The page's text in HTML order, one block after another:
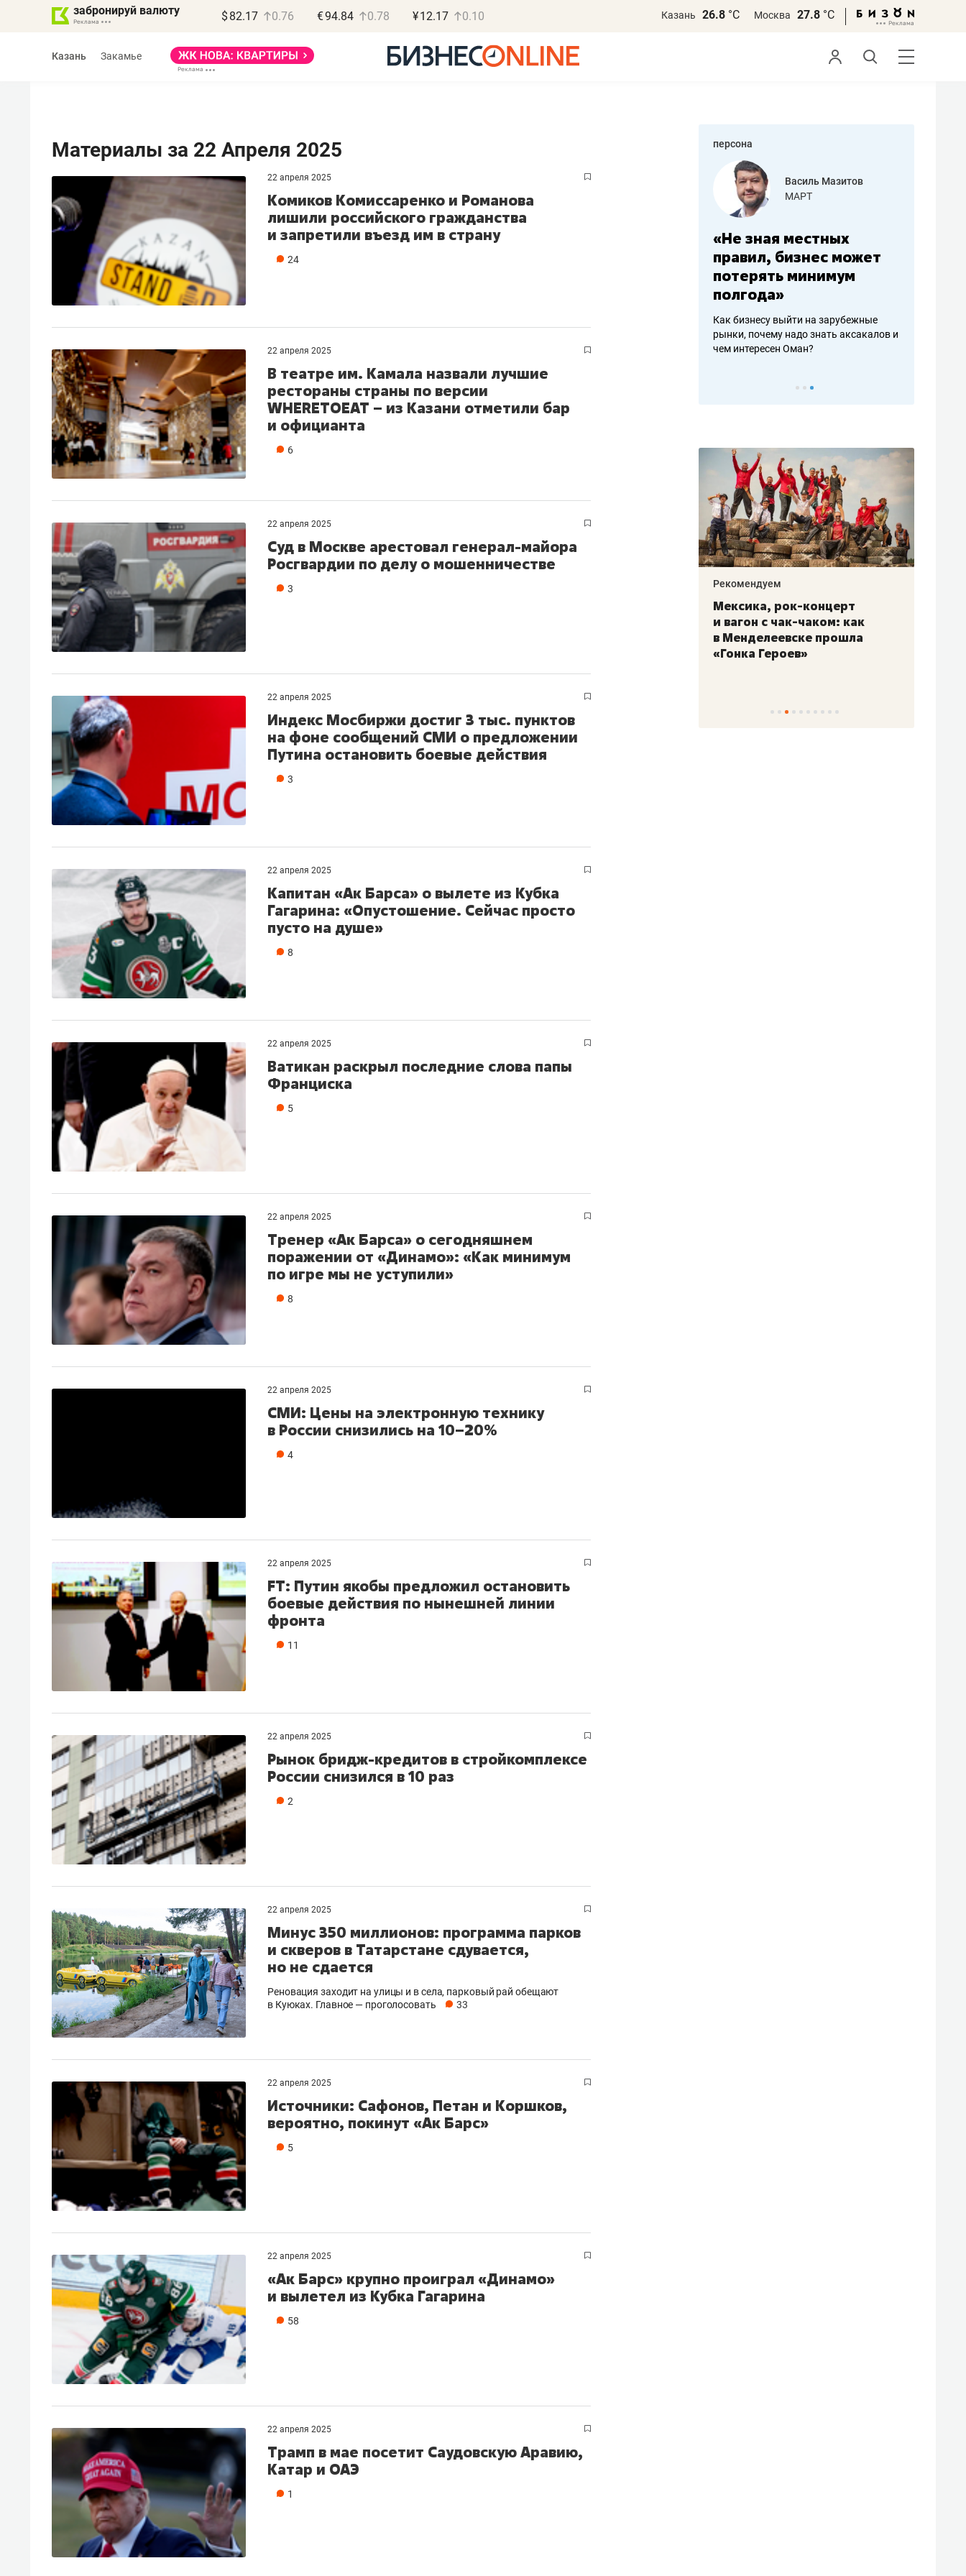
забронируй валюту $ 82.17 0.76 €94.84 0.78 ¥12.17 0.10 Казань 26.8 °С Москва 27.8 °С
Казань Закамье
Материалы за 22 Апреля 2025
22 апреля 2025
Комиков Комиссаренко и Романова
лишили российского гражданства
и запретили въезд им в страну
24
22 апреля 2025
В театре им. Камала назвали лучшие
рестораны страны по версии
WHERETOEAT – из Казани отметили бар
и официанта
6
22 апреля 2025
Суд в Москве арестовал генерал-майора
Росгвардии по делу о мошенничестве
3
22 апреля 2025
Индекс Мосбиржи достиг 3 тыс. пунктов
на фоне сообщений СМИ о предложении
Путина остановить боевые действия
3
22 апреля 2025
Капитан «Ак Барса» о вылете из Кубка
Гагарина: «Опустошение. Сейчас просто
пусто на душе»
8
22 апреля 2025
Ватикан раскрыл последние слова папы
Франциска
5
22 апреля 2025
Тренер «Ак Барса» о сегодняшнем
поражении от «Динамо»: «Как минимум
по игре мы не уступили»
8
22 апреля 2025
СМИ: Цены на электронную технику
в России снизились на 10–20%
4
22 апреля 2025
FT: Путин якобы предложил остановить
боевые действия по нынешней линии
фронта
11
22 апреля 2025
Рынок бридж-кредитов в стройкомплексе
России снизился в 10 раз
2
22 апреля 2025
Минус 350 миллионов: программа парков
и скверов в Татарстане сдувается,
но не сдается
Реновация заходит на улицы и в села, парковый рай обещают
в Куюках. Главное — проголосовать
33
22 апреля 2025
Источники: Сафонов, Петан и Коршков,
вероятно, покинут «Ак Барс»
5
22 апреля 2025
«Ак Барс» крупно проиграл «Динамо»
и вылетел из Кубка Гагарина
58
22 апреля 2025
Трамп в мае посетит Саудовскую Аравию,
Катар и ОАЭ
1
персона
Василь Мазитов
МАРТ
«Не зная местных
правил, бизнес может
потерять минимум
полгода»
чем интересен Оман?
«Готовые решения»
«Мне лучше
налогах и развитии без кредитов
Василь Мазитов
МАРТ
«Не зная местных
правил, бизнес может
потерять минимум
полгода»
Как бизнесу выйти на зарубежные
рынки, почему надо знать аксакалов и
чем интересен Оман?
Рекомендуем
Как ГК «МИР ГРУПП» и ВТБ
создают оазис жилого
комфорта под Казанью
Рекомендуем Рекомендуем
Мексика, рок-концерт
и вагон с чак-чаком: как
в Менделеевске прошла
«Гонка Героев»